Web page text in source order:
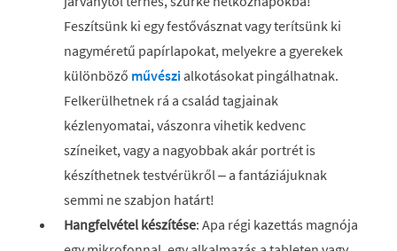
Feszítsünk ki egy festővásznat vagy terítsünk ki
nagyméretű papírlapokat, melyekre a gyerekek
különböző művészi alkotásokat pingálhatnak.
Felkerülhetnek rá a család tagjainak
kézlenyomatai, vászonra vihetik kedvenc
színeiket, vagy a nagyobbak akár portrét is
készíthetnek testvérükről – a fantáziájuknak
semmi ne szabjon határt!
Hangfelvétel készítése: Apa régi kazettás magnója